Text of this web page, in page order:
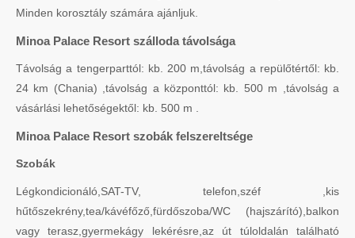
Minden korosztály számára ajánljuk.
Minoa Palace Resort szálloda távolsága
Távolság a tengerparttól: kb. 200 m,távolság a repülőtértől: kb.
24 km (Chania) ,távolság a központtól: kb. 500 m ,távolság a
vásárlási lehetőségektől: kb. 500 m .
Minoa Palace Resort szobák felszereltsége
Szobák
Légkondicionáló,SAT-TV, telefon,széf ,kis
hűtőszekrény,tea/kávéfőző,fürdőszoba/WC (hajszárító),balkon
vagy terasz,gyermekágy lekérésre,az út túloldalán található